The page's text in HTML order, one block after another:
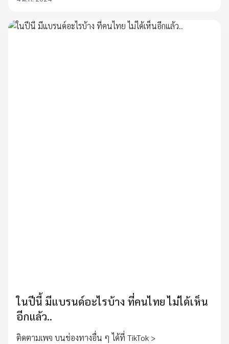
ในปีนี้ มีแบรนด์อะไรบ้าง ที่คนไทย ไม่ได้เห็น
อีกแล้ว..
ติดตามเพจ บนช่องทางอื่น ๆ ได้ที่ TikTok >